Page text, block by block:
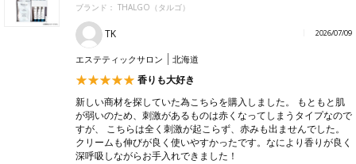
ブランド： THALGO（タルゴ）
TK 2026/07/09
エステティックサロン 北海道
香りも大好き
新しい商材を探していた為こちらを購入しました。 もともと肌
が弱いのため、刺激があるものは赤くなってしまうタイプなので
すが、 こちらは全く刺激が起こらず、赤みも出ませんでした。
クリームも伸びが良く使いやすかったです。なにより香りが良く
深呼吸しながらお手入れできました！